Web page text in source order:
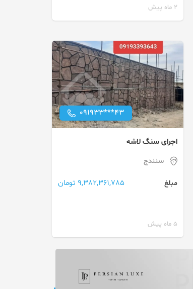
2 ماه پیش
091933***43
اجرای سنگ لاشه
سنندج
مبلغ 9,382,361,785 تومان
5 ماه پیش